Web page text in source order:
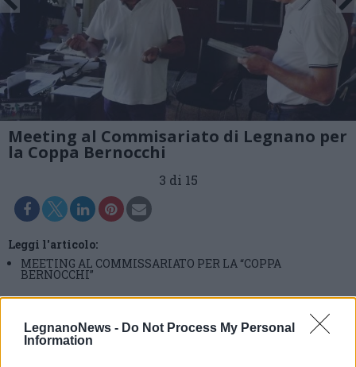
LegnanoNews - Do Not Process My Personal
Information
Meeting al Commisariato di Legnano per
la Coppa Bernocchi
3 di 15
Leggi l'articolo:
MEETING AL COMMISSARIATO PER LA “COPPA
BERNOCCHI”